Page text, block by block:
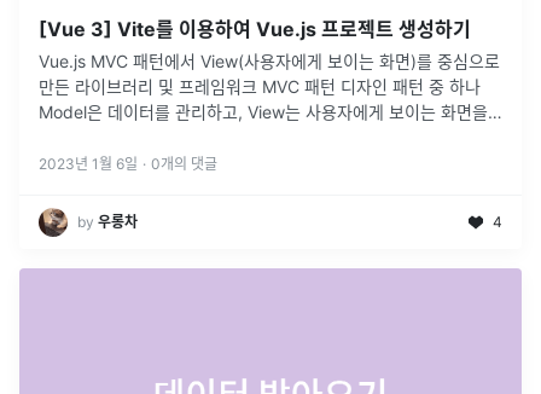
[Vue 3] Vite를 이용하여 Vue.js 프로젝트 생성하기
Vue.js MVC 패턴에서 View(사용자에게 보이는 화면)를 중심으로
만든 라이브러리 및 프레임워크 MVC 패턴 디자인 패턴 중 하나
Model은 데이터를 관리하고, View는 사용자에게 보이는 화면을
2023년 1월 6일 · 0개의 댓글
by 우롱차 4